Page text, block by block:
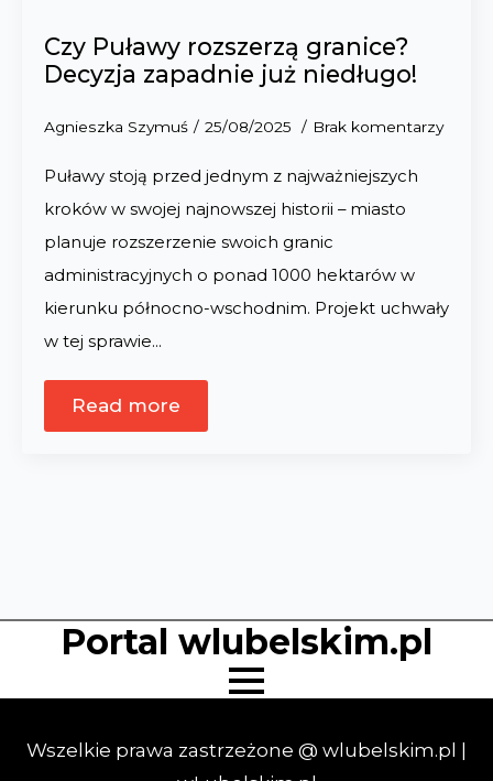
Czy Puławy rozszerzą granice?
Decyzja zapadnie już niedługo!
Agnieszka Szymuś 25/08/2025 Brak komentarzy
Puławy stoją przed jednym z najważniejszych
kroków w swojej najnowszej historii – miasto
planuje rozszerzenie swoich granic
administracyjnych o ponad 1000 hektarów w
kierunku północno-wschodnim. Projekt uchwały
w tej sprawie…
Read more
Portal wlubelskim.pl
Wszelkie prawa zastrzeżone @ wlubelskim.pl |